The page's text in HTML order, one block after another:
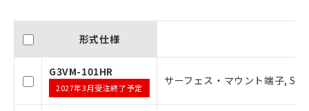
形式仕様
G3VM-101HR
2027年3月受注終了予定
サーフェス・マウント端子,